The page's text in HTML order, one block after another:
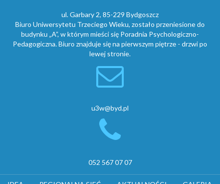
ul. Garbary 2, 85-229 Bydgoszcz
Biuro Uniwersytetu Trzeciego Wieku, zostało przeniesione do
budynku „A”, w którym mieści się Poradnia Psychologiczno-
Pedagogiczna. Biuro znajduje się na pierwszym piętrze - drzwi po
lewej stronie.
u3w@byd.pl
052 567 07 07